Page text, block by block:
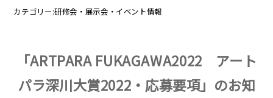
カテゴリー:研修会・展示会・イベント情報
「ARTPARA FUKAGAWA2022 アート
パラ深川大賞2022・応募要項」のお知